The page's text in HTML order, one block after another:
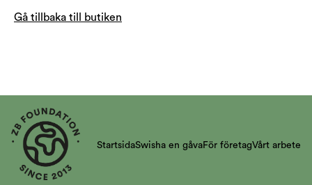
Gå tillbaka till butiken
StartsidaSwisha en gåvaFör företagVårt arbete